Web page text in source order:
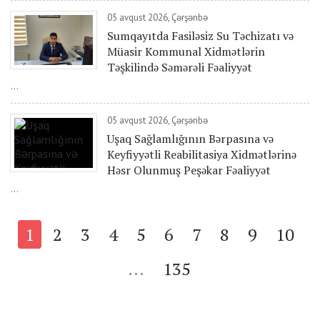
05 avqust 2026, Çərşənbə
Sumqayıtda Fasiləsiz Su Təchizatı və
Müasir Kommunal Xidmətlərin
Təşkilində Səmərəli Fəaliyyət
...
05 avqust 2026, Çərşənbə
Uşaq Sağlamlığının Bərpasına və
Keyfiyyətli Reabilitasiya Xidmətlərinə
Həsr Olunmuş Peşəkar Fəaliyyət
...
1 2 3 4 5 6 7 8 9
10
...
135